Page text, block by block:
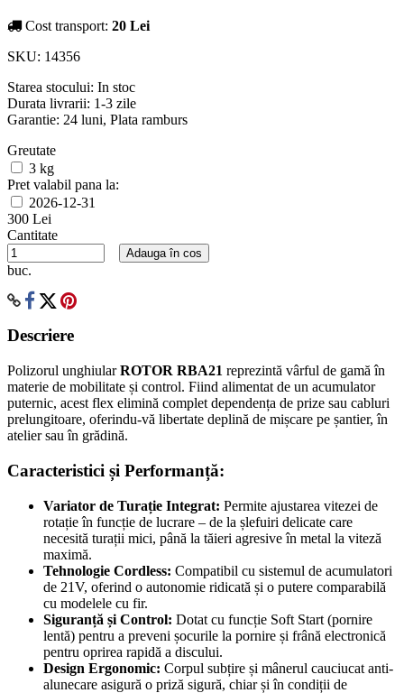
Cost transport: 20 Lei
SKU: 14356
Starea stocului: In stoc
Durata livrarii: 1-3 zile
Garantie: 24 luni, Plata ramburs
Greutate
3 kg
Pret valabil pana la:
2026-12-31
300 Lei
Cantitate
buc.
Adauga în cos
Descriere
Polizorul unghiularROTOR RBA21 reprezintă vârful de gamă în
materie de mobilitate și control. Fiind alimentat de un acumulator
puternic, acest flex elimină complet dependența de prize sau cabluri
prelungitoare, oferindu-vă libertate deplină de mișcare pe șantier, în
atelier sau în grădină.
Caracteristici și Performanță:
Variator de Turație Integrat: Permite ajustarea vitezei de
rotație în funcție de lucrare – de la șlefuiri delicate care
necesită turații mici, până la tăieri agresive în metal la viteză
maximă.
Tehnologie Cordless: Compatibil cu sistemul de acumulatori
de 21V, oferind o autonomie ridicată și o putere comparabilă
cu modelele cu fir.
Siguranță și Control: Dotat cu funcție Soft Start (pornire
lentă) pentru a preveni șocurile la pornire și frână electronică
pentru oprirea rapidă a discului.
Design Ergonomic: Corpul subțire și mânerul cauciucat anti-
alunecare asigură o priză sigură, chiar și în condiții de